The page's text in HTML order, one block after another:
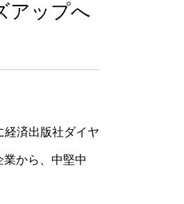
アップへ
経済出版社ダイヤ
から、中堅中